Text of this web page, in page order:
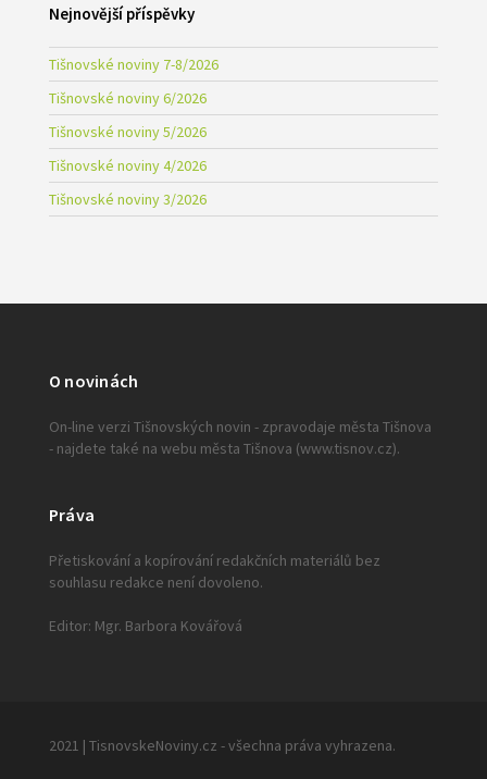
Nejnovější příspěvky
Tišnovské noviny 7-8/2026
Tišnovské noviny 6/2026
Tišnovské noviny 5/2026
Tišnovské noviny 4/2026
Tišnovské noviny 3/2026
O novinách
On-line verzi Tišnovských novin - zpravodaje města Tišnova
- najdete také na webu města Tišnova (www.tisnov.cz).
Práva
Přetiskování a kopírování redakčních materiálů bez
souhlasu redakce není dovoleno.
Editor: Mgr. Barbora Kovářová
2021 | TisnovskeNoviny.cz - všechna práva vyhrazena.